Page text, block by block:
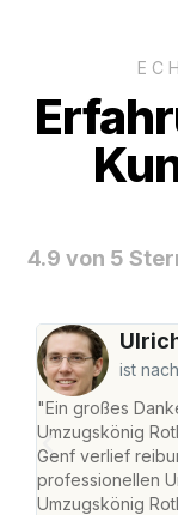
4.9 von 5
ist
"Ein großes
Umzugskönig
Genf verlief
professionellen
Umzugskönig